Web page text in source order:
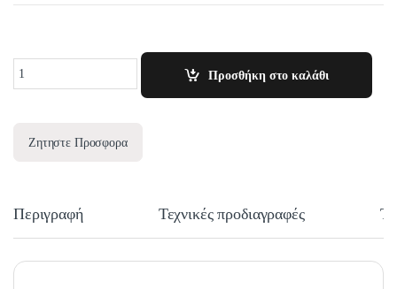
Προσθήκη στο καλάθι
Ζητηστε Προσφορα
Περιγραφή Τεχνικές προδιαγραφές